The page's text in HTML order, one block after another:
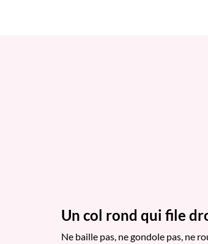
Un col rond qui file
Ne baille pas, ne gondole pas, ne